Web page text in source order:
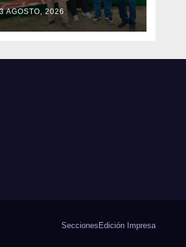
3 AGOSTO, 2026
Secciones Edición Impresa